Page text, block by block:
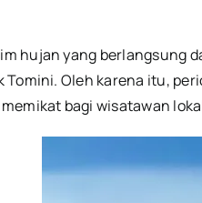
hujan yang berlangsung
Tomini. Oleh karena itu,
bagi wisatawan